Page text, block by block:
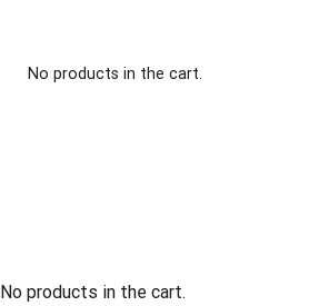
No products in the cart.
No products in the cart.